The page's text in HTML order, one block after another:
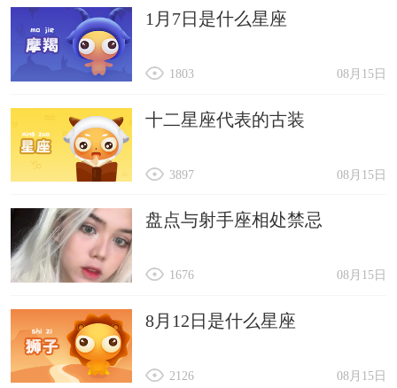
1月7日是什么星座
08月15日
1803
十二星座代表的古装
08月15日
3897
盘点与射手座相处禁忌
08月15日
1676
8月12日是什么星座
08月15日
2126